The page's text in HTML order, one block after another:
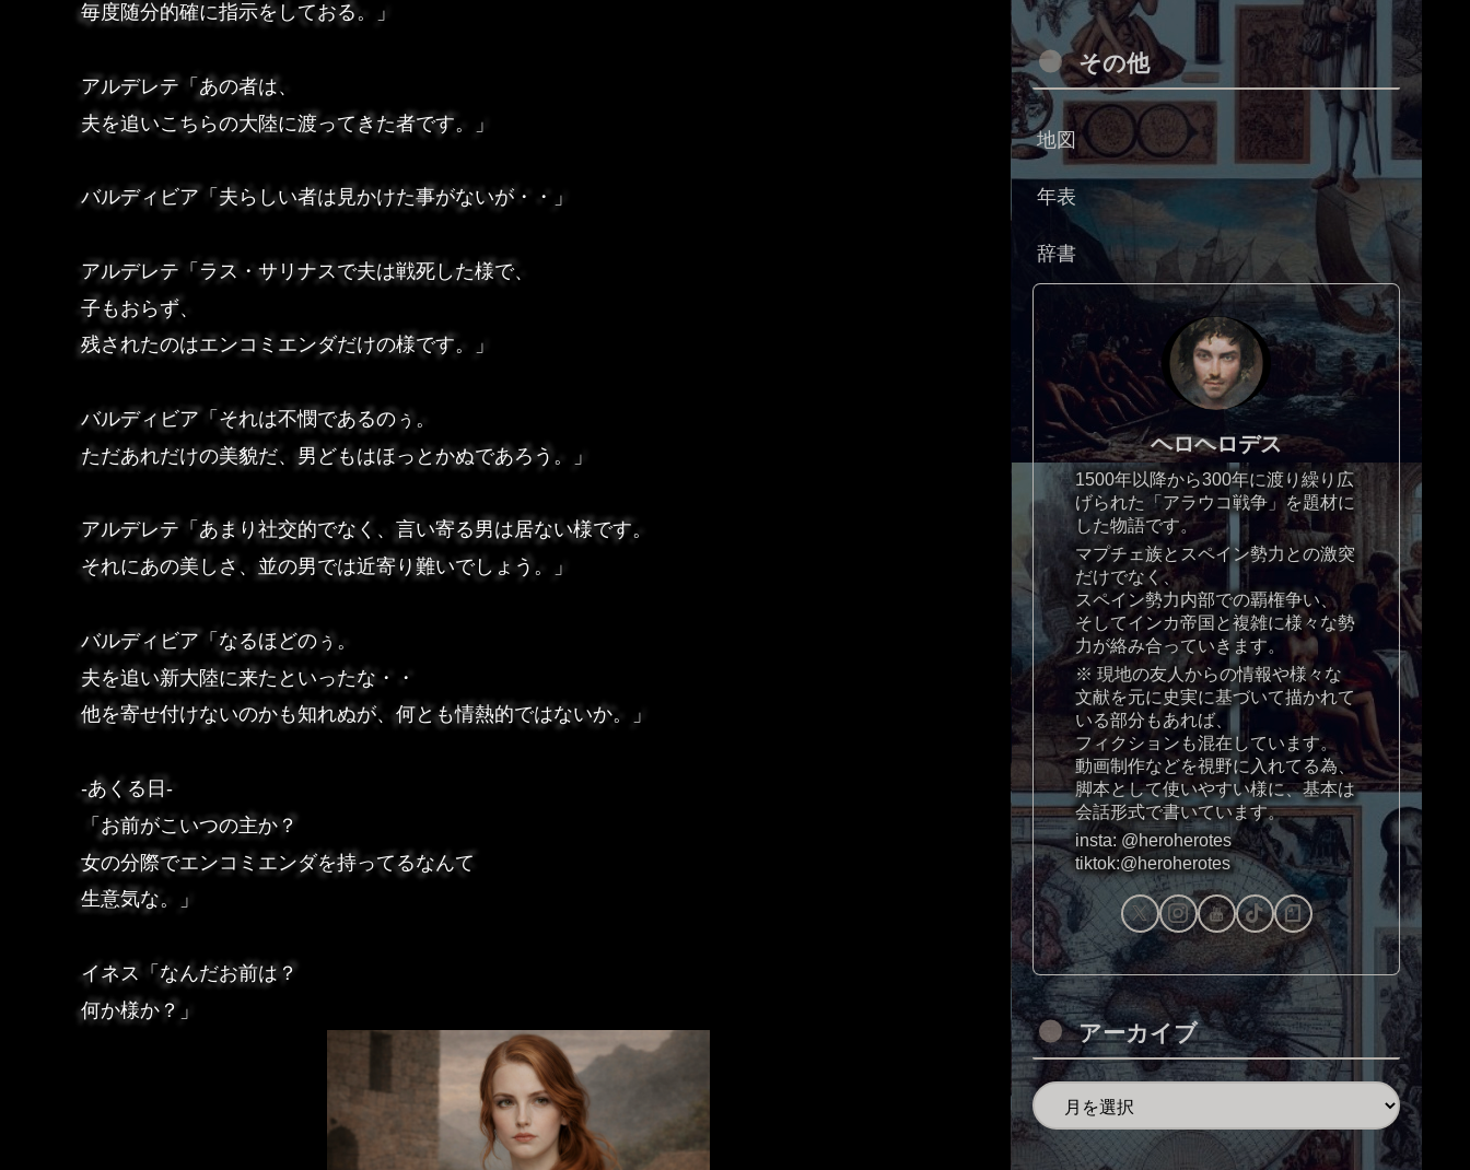
毎度随分的確に指示をしておる。」
アルデレテ「あの者は、
夫を追いこちらの大陸に渡ってきた者です。」
バルディビア「夫らしい者は見かけた事がないが・・」
アルデレテ「ラス・サリナスで夫は戦死した様で、
子もおらず、
残されたのはエンコミエンダだけの様です。」
バルディビア「それは不憫であるのぅ。
ただあれだけの美貌だ、男どもはほっとかぬであろう。」
アルデレテ「あまり社交的でなく、言い寄る男は居ない様です。
それにあの美しさ、並の男では近寄り難いでしょう。」
バルディビア「なるほどのぅ。
夫を追い新大陸に来たといったな・・
他を寄せ付けないのかも知れぬが、何とも情熱的ではないか。」
-あくる日-
「お前がこいつの主か？
女の分際でエンコミエンダを持ってるなんて
生意気な。」
イネス「なんだお前は？
何か様か？」
その他
地図
年表
辞書
ヘロヘロデス
1500年以降から300年に渡り繰り広
げられた「アラウコ戦争」を題材に
した物語です。
マプチェ族とスペイン勢力との激突
だけでなく、
スペイン勢力内部での覇権争い、
そしてインカ帝国と複雑に様々な勢
力が絡み合っていきます。
※ 現地の友人からの情報や様々な
文献を元に史実に基づいて描かれて
いる部分もあれば、
フィクションも混在しています。
動画制作などを視野に入れてる為、
脚本として使いやすい様に、基本は
会話形式で書いています。
insta: @heroherotes
tiktok:@heroherotes
アーカイブ